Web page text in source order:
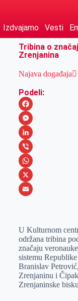
Izdvajamo Vesti
Tribina o
Zrenjanina
Najava događaja
Podeli:
F
a
c
e
b
o
M
e
s
s
e
e
r
L
i
n
k
I
n
V
i
b
W
h
s
A
p
p
X
a
i
l
U Kulturnom
održana tribina
značaju
sistemu
Branislav
Zrenjaninu i
Zrenjaninske